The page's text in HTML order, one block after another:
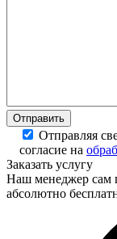
Отправляя
согласие на
Заказать услугу
Наш менеджер сам
абсолютно